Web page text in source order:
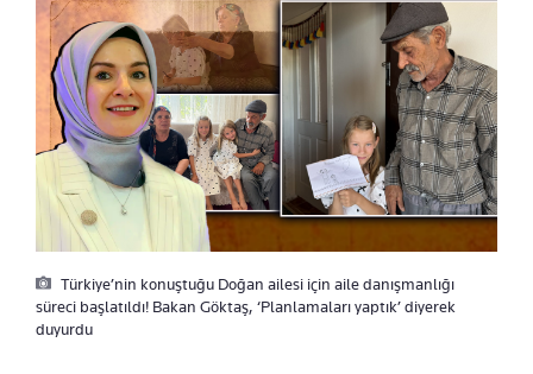
Türkiye’nin konuştuğu Doğan ailesi için aile danışmanlığı
süreci başlatıldı! Bakan Göktaş, ‘Planlamaları yaptık’ diyerek
duyurdu